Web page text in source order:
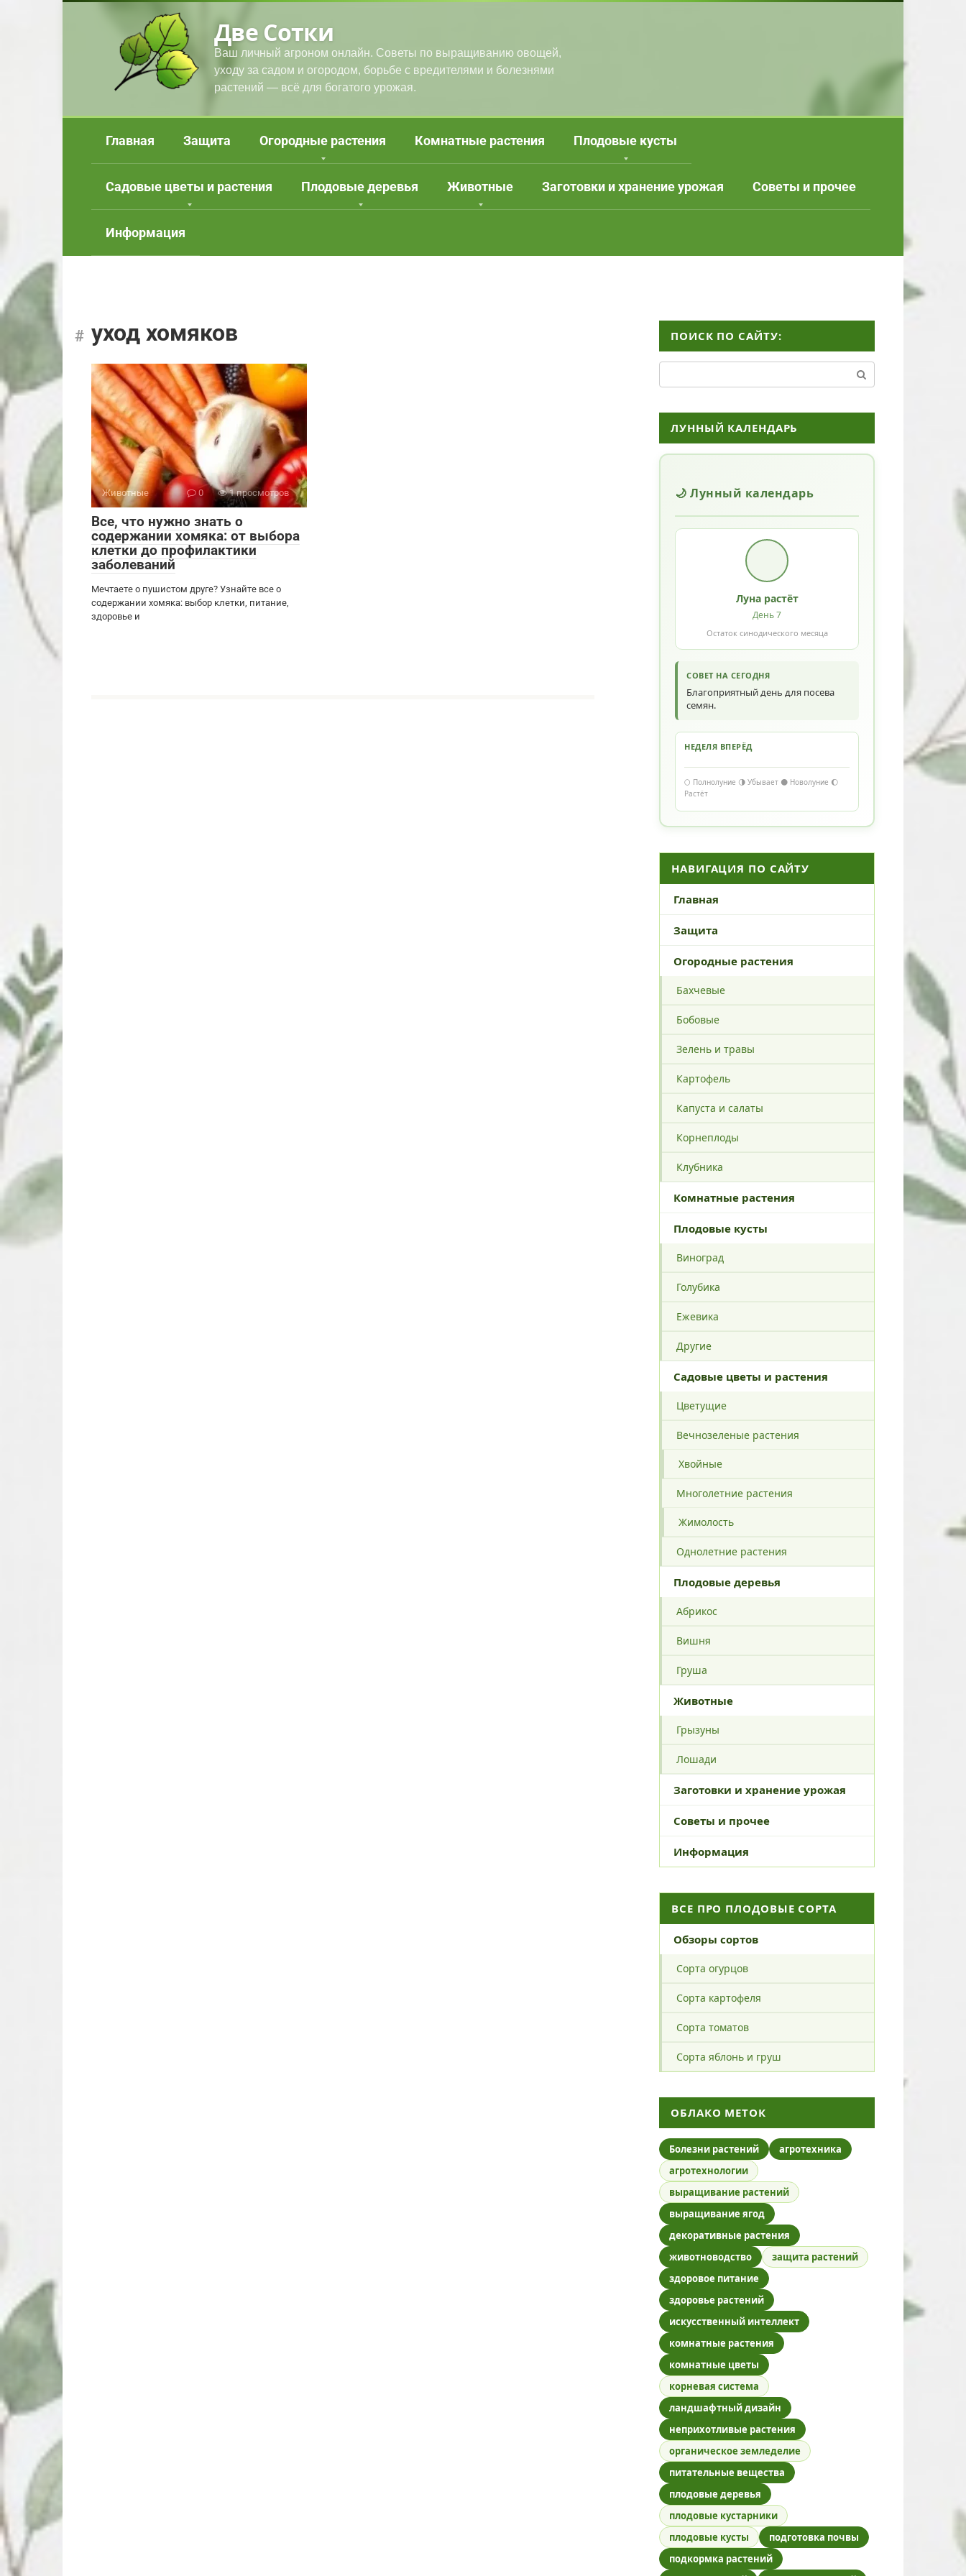
Две Сотки
Ваш личный агроном онлайн. Советы по выращиванию овощей,
уходу за садом и огородом, борьбе с вредителями и болезнями
растений — всё для богатого урожая.
Главная Защита Огородные растения Комнатные растения Плодовые кусты
Садовые цветы и растения Плодовые деревья Животные Заготовки и хранение урожая Советы и прочее
Информация
уход хомяков
Животные 0 1 просмотров
Все, что нужно знать о
содержании хомяка: от выбора
клетки до профилактики
заболеваний
Мечтаете о пушистом друге? Узнайте все о
содержании хомяка: выбор клетки, питание,
здоровье и
ПОИСК ПО САЙТУ:
ЛУННЫЙ КАЛЕНДАРЬ
🌙 Лунный календарь
Луна растёт
День 7
Остаток синодического месяца
СОВЕТ НА СЕГОДНЯ
Благоприятный день для посева
семян.
НЕДЕЛЯ ВПЕРЁД
🌕 Полнолуние 🌗 Убывает 🌑 Новолуние 🌔
Растёт
НАВИГАЦИЯ ПО САЙТУ
Главная
Защита
Огородные растения
Бахчевые
Бобовые
Зелень и травы
Картофель
Капуста и салаты
Корнеплоды
Клубника
Комнатные растения
Плодовые кусты
Виноград
Голубика
Ежевика
Другие
Садовые цветы и растения
Цветущие
Вечнозеленые растения
Хвойные
Многолетние растения
Жимолость
Однолетние растения
Плодовые деревья
Абрикос
Вишня
Груша
Животные
Грызуны
Лошади
Заготовки и хранение урожая
Советы и прочее
Информация
ВСЕ ПРО ПЛОДОВЫЕ СОРТА
Обзоры сортов
Сорта огурцов
Сорта картофеля
Сорта томатов
Сорта яблонь и груш
ОБЛАКО МЕТОК
Болезни растений
агротехника
агротехнологии
выращивание растений
выращивание ягод
декоративные растения
животноводство
защита растений
здоровое питание
здоровье растений
искусственный интеллект
комнатные растения
комнатные цветы
корневая система
ландшафтный дизайн
неприхотливые растения
органическое земледелие
питательные вещества
плодовые деревья
плодовые кустарники
плодовые кусты
подготовка почвы
подкормка растений